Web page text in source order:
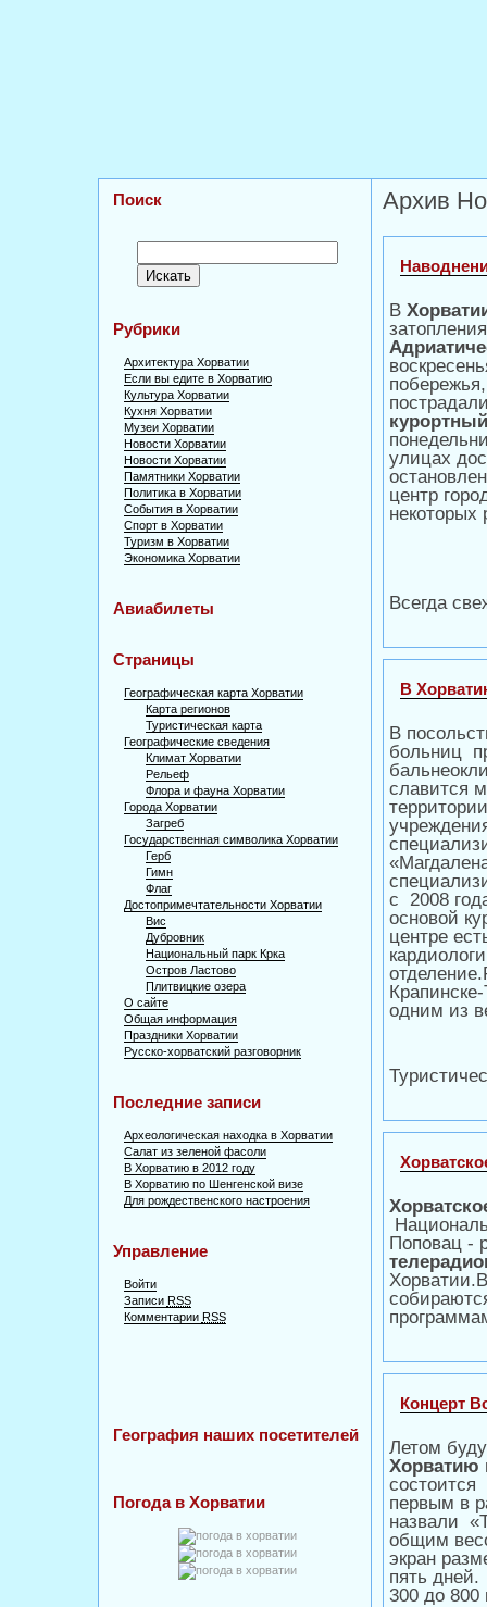
Поиск
Рубрики
Архитектура Хорватии
Если вы едите в Хорватию
Культура Хорватии
Кухня Хорватии
Музеи Хорватии
Новости Хорватии
Новости Хорватии
Памятники Хорватии
Политика в Хорватии
События в Хорватии
Спорт в Хорватии
Туризм в Хорватии
Экономика Хорватии
Авиабилеты
Страницы
Географическая карта Хорватии
Карта регионов
Туристическая карта
Географические сведения
Климат Хорватии
Рельеф
Флора и фауна Хорватии
Города Хорватии
Загреб
Государственная символика Хорватии
Герб
Гимн
Флаг
Достопримечтательности Хорватии
Вис
Дубровник
Национальный парк Крка
Остров Ластово
Плитвицкие озера
О сайте
Общая информация
Праздники Хорватии
Русско-хорватский разговорник
Последние записи
Археологическая находка в Хорватии
Салат из зеленой фасоли
В Хорватию в 2012 году
В Хорватию по Шенгенской визе
Для рождественского настроения
Управление
Войти
Записи RSS
Комментарии RSS
География наших посетителей
Погода в Хорватии
Архив
В
улицах
центр
некоторых
Всегда
В
В
больниц
славится
с 2008
основой
центре
одним из
Поповац -
Концерт
Летом
Хорватию
состоится
первым в
назвали
общим
экран
пять
300 до 800